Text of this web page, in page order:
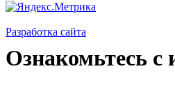
Разработка сайта
Ознакомьтесь с